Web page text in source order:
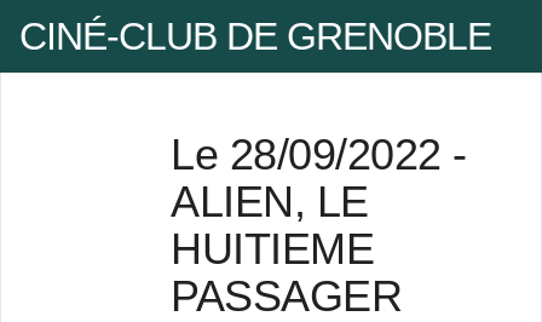
CINÉ-CLUB DE GRENOBLE
Le 28/09/2022 -
ALIEN, LE
HUITIEME
PASSAGER
Pseudo
Mot de passe